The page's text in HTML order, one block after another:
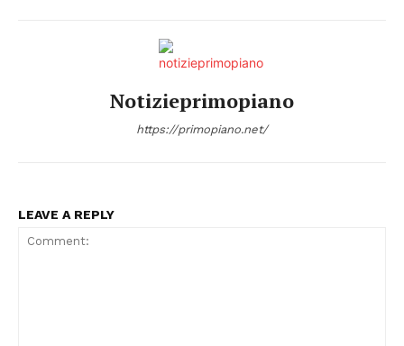
Notizieprimopiano
https://primopiano.net/
LEAVE A REPLY